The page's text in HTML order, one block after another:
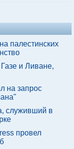
палестинских
и Ливане,
на запрос
служивший в
провел